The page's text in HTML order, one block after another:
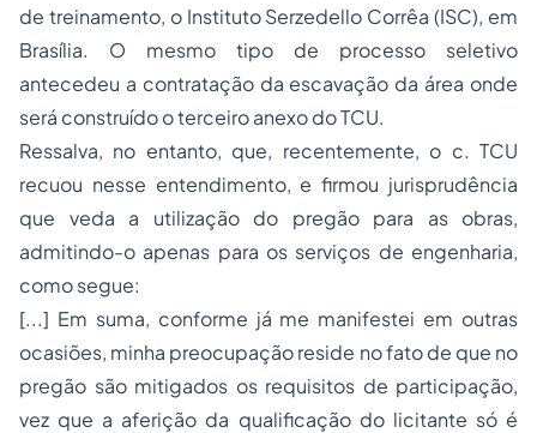
de treinamento, o Instituto Serzedello Corrêa (ISC), em
Brasília. O mesmo tipo de processo seletivo
antecedeu a contratação da escavação da área onde
será construído o terceiro anexo do TCU.
Ressalva, no entanto, que, recentemente, o c. TCU
recuou nesse entendimento, e firmou jurisprudência
que veda a utilização do pregão para as obras,
admitindo-o apenas para os serviços de engenharia,
como segue:
[...] Em suma, conforme já me manifestei em outras
ocasiões, minha preocupação reside no fato de que no
pregão são mitigados os requisitos de participação,
vez que a aferição da qualificação do licitante só é